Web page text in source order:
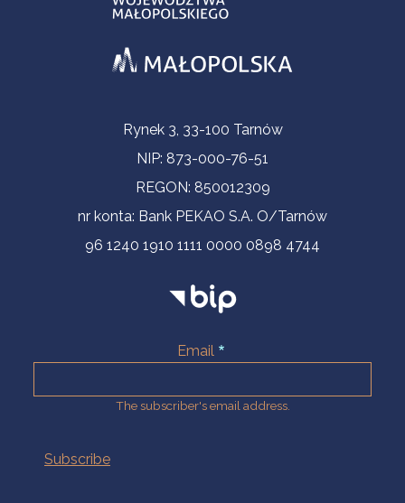
Contact InformationRynek 3, 33-100 Tarnów
NIP: 873-000-76-51
REGON: 850012309
nr konta: Bank PEKAO S.A. O/Tarnów
96 1240 1910 1111 0000 0898 4744
Email
The subscriber's email address.